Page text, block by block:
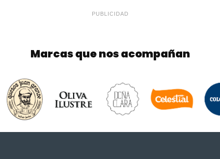
PUBLICIDAD
Marcas que nos acompañan